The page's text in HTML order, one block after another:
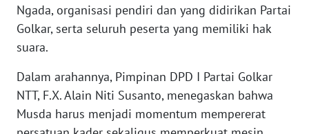
Ngada, organisasi pendiri dan yang didirikan Partai
Golkar, serta seluruh peserta yang memiliki hak
suara.
Dalam arahannya, Pimpinan DPD I Partai Golkar
NTT, F.X. Alain Niti Susanto, menegaskan bahwa
Musda harus menjadi momentum mempererat
WN
PAPUA
BARAT
RIAU